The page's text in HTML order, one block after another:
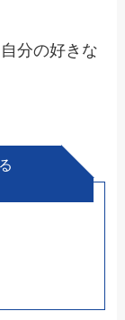
分の好きな